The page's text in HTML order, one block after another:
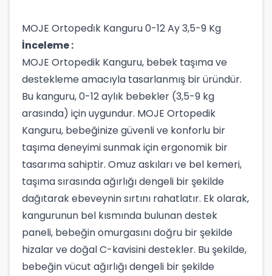
MOJE Ortopedi̇k Kanguru 0-12 Ay 3,5-9 Kg
İnceleme :
MOJE Ortopedik Kanguru, bebek taşıma ve
destekleme amacıyla tasarlanmış bir üründür.
Bu kanguru, 0-12 aylık bebekler (3,5-9 kg
arasında) için uygundur. MOJE Ortopedik
Kanguru, bebeğinize güvenli ve konforlu bir
taşıma deneyimi sunmak için ergonomik bir
tasarıma sahiptir. Omuz askıları ve bel kemeri,
taşıma sırasında ağırlığı dengeli bir şekilde
dağıtarak ebeveynin sırtını rahatlatır. Ek olarak,
kangurunun bel kısmında bulunan destek
paneli, bebeğin omurgasını doğru bir şekilde
hizalar ve doğal C-kavisini destekler. Bu şekilde,
bebeğin vücut ağırlığı dengeli bir şekilde